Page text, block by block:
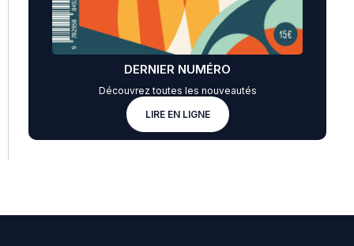
DERNIER NUMÉRO
Découvrez toutes les nouveautés
LIRE EN LIGNE